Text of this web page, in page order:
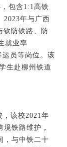
包含1:1高铁
2023年与广西
钦防铁路、防
就业率
员等岗位。该
生赴柳州铁道
，该校2021年
铁路维护，
，与中铁二十